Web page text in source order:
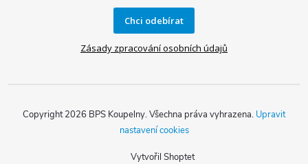
Chci odebírat
Zásady zpracování osobních údajů
Vytvořil Shoptet
Copyright 2026 BPS Koupelny. Všechna práva vyhrazena. Upravit
nastavení cookies